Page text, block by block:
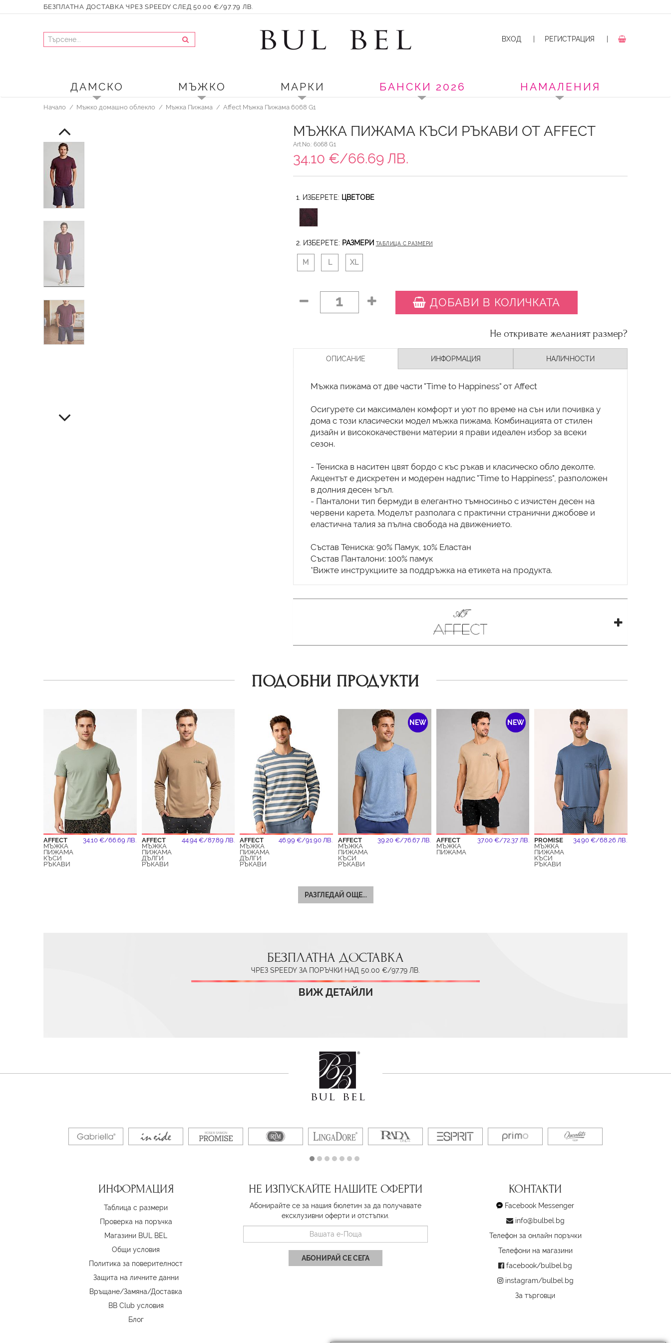
БЕЗПЛАТНА ДОСТАВКА ЧРЕЗ SPEEDY СЛЕД 50.00 €/97.79 ЛВ.
ВХОД РЕГИСТРАЦИЯ
ДАМСКО МЪЖКО МАРКИ БАНСКИ 2026 НАМАЛЕНИЯ
Начало Мъжко домашно облекло Мъжка Пижама Affect Мъжка Пижама 6068 G1
МЪЖКА ПИЖАМА КЪСИ РЪКАВИ ОТ AFFECT
Art.No.: 6068 G1
34.10 €/66.69 ЛВ.
1. ИЗБЕРЕТЕ: ЦВЕТОВЕ
2. ИЗБЕРЕТЕ: РАЗМЕРИ ТАБЛИЦА С РАЗМЕРИ
M L XL
1 ДОБАВИ В КОЛИЧКАТА
Не откривате желаният размер?
ОПИСАНИЕ ИНФОРМАЦИЯ НАЛИЧНОСТИ
Мъжка пижама от две части "Time to Happiness" от Affect
Осигурете си максимален комфорт и уют по време на сън или почивка у
дома с този класически модел мъжка пижама. Комбинацията от стилен
дизайн и висококачествени материи я прави идеален избор за всеки
сезон.
- Тениска в наситен цвят бордо с къс ръкав и класическо обло деколте.
Акцентът е дискретен и модерен надпис "Time to Happiness", разположен
в долния десен ъгъл.
- Панталони тип бермуди в елегантно тъмносиньо с изчистен десен на
червени карета. Моделът разполага с практични странични джобове и
еластична талия за пълна свобода на движението.
Състав Тениска: 90% Памук, 10% Еластан
Състав Панталони: 100% памук
*Вижте инструкциите за поддръжка на етикета на продукта.
ПОДОБНИ ПРОДУКТИ
AFFECT
34.10 €/66.69 ЛВ.
МЪЖКА
ПИЖАМА
КЪСИ
РЪКАВИ
AFFECT
44.94 €/87.89 ЛВ.
МЪЖКА
ПИЖАМА
ДЪЛГИ
РЪКАВИ
AFFECT
46.99 €/91.90 ЛВ.
МЪЖКА
ПИЖАМА
ДЪЛГИ
РЪКАВИ
NEW
AFFECT
39.20 €/76.67 ЛВ.
МЪЖКА
ПИЖАМА
КЪСИ
РЪКАВИ
NEW
AFFECT
37.00 €/72.37 ЛВ.
МЪЖКА
ПИЖАМА
PROMISE
34.90 €/68.26 ЛВ.
МЪЖКА
ПИЖАМА
КЪСИ
РЪКАВИ
РАЗГЛЕДАЙ ОЩЕ...
БЕЗПЛАТНА ДОСТАВКА
ЧРЕЗ SPEEDY ЗА ПОРЪЧКИ НАД 50.00 €/97.79 ЛВ.
ВИЖ ДЕТАЙЛИ
ИНФОРМАЦИЯ
Таблица с размери
Проверка на поръчка
Магазини BUL BEL
Oбщи условия
Политика за поверителност
Защита на личните данни
Връщане/Замяна/Доставка
BB Club условия
Блог
НЕ ИЗПУСКАЙТЕ НАШИТЕ ОФЕРТИ
Абонирайте се за нашия бюлетин за да получавате
ексклузивни оферти и отстъпки.
АБОНИРАЙ СЕ СЕГА
КОНТАКТИ
Facebook Messenger
info@bulbel.bg
Телефон за онлайн поръчки
Телефони на магазини
facebook/bulbel.bg
instagram/bulbel.bg
За търговци